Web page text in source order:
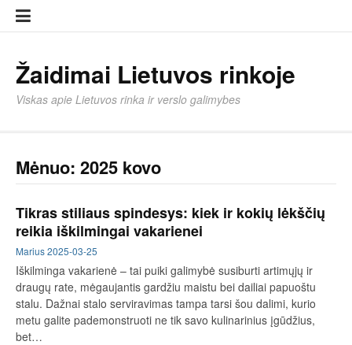
prie
Žaidimai Lietuvos rinkoje
Viskas apie Lietuvos rinka ir verslo galimybes
Mėnuo: 2025 kovo
Tikras stiliaus spindesys: kiek ir kokių lėkščių
reikia iškilmingai vakarienei
Marius2025-03-25
Iškilminga vakarienė – tai puiki galimybė susiburti artimųjų ir
draugų rate, mėgaujantis gardžiu maistu bei dailiai papuoštu
stalu. Dažnai stalo serviravimas tampa tarsi šou dalimi, kurio
metu galite pademonstruoti ne tik savo kulinarinius įgūdžius,
bet…